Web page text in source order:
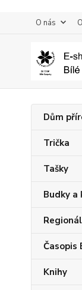
O nás
Dům
Trička
Tašky
Budky a
Časopis
Knihy